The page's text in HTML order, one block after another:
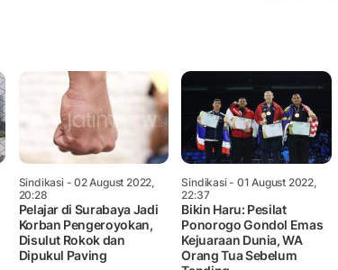
Sindikasi- 02 August 2022,
20:28
Pelajar di Surabaya Jadi
Korban Pengeroyokan,
Disulut Rokok dan
Dipukul Paving
Sindikasi- 01 August 2022,
22:37
Bikin Haru: Pesilat
Ponorogo Gondol Emas
Kejuaraan Dunia, WA
Orang Tua Sebelum